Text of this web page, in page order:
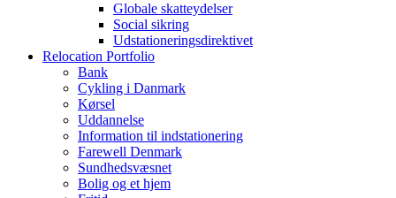
Globale skatteydelser
Social sikring
Udstationeringsdirektivet
Relocation Portfolio
Bank
Cykling i Danmark
Kørsel
Uddannelse
Information til indstationering
Farewell Denmark
Sundhedsvæsnet
Bolig og et hjem